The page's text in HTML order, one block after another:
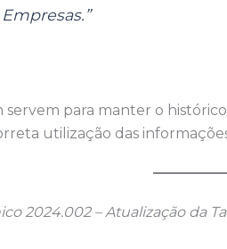
servem para manter o
utilização das
2024.002 – Atualização da